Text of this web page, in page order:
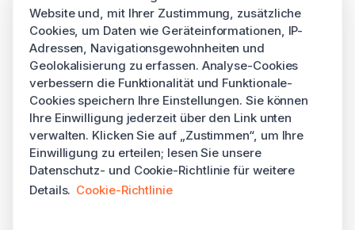
Website und, mit Ihrer Zustimmung, zusätzliche
Cookies, um Daten wie Geräteinformationen, IP-
Adressen, Navigationsgewohnheiten und
Geolokalisierung zu erfassen. Analyse-Cookies
verbessern die Funktionalität und Funktionale-
Cookies speichern Ihre Einstellungen. Sie können
Ihre Einwilligung jederzeit über den Link unten
verwalten. Klicken Sie auf „Zustimmen“, um Ihre
Einwilligung zu erteilen; lesen Sie unsere
Datenschutz- und Cookie-Richtlinie für weitere
Details. Cookie-Richtlinie